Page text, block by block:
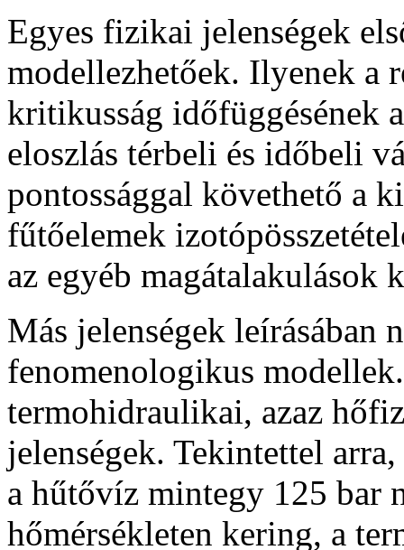
Egyes fizikai jelenségek
modellezhetőek. Ilyenek a
kritikusság időfüggésének
eloszlás térbeli és időbeli
pontossággal követhető a
fűtőelemek
az egyéb magátalakulások
Más jelenségek leírásában
fenomenologikus
termohidraulikai, azaz
jelenségek. Tekintettel
a hűtővíz mintegy 125 bar
hőmérsékleten kering, a